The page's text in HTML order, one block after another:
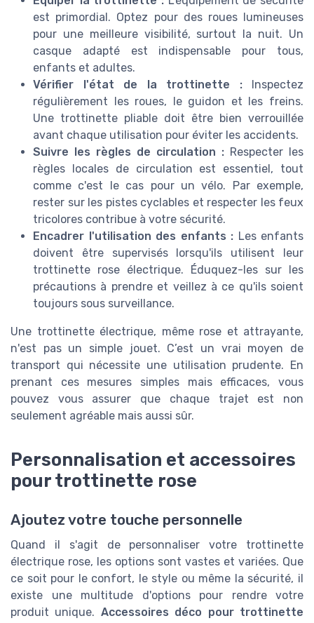
est primordial. Optez pour des roues lumineuses
pour une meilleure visibilité, surtout la nuit. Un
casque adapté est indispensable pour tous,
enfants et adultes.
Vérifier l'état de la trottinette :Inspectez
régulièrement les roues, le guidon et les freins.
Une trottinette pliable doit être bien verrouillée
avant chaque utilisation pour éviter les accidents.
Suivre les règles de circulation : Respecter les
règles locales de circulation est essentiel, tout
comme c'est le cas pour un vélo. Par exemple,
rester sur les pistes cyclables et respecter les feux
tricolores contribue à votre sécurité.
Encadrer l'utilisation des enfants : Les enfants
doivent être supervisés lorsqu'ils utilisent leur
trottinette rose électrique. Éduquez-les sur les
précautions à prendre et veillez à ce qu'ils soient
toujours sous surveillance.
Une trottinette électrique, même rose et attrayante,
n'est pas un simple jouet. C’est un vrai moyen de
transport qui nécessite une utilisation prudente. En
prenant ces mesures simples mais efficaces, vous
pouvez vous assurer que chaque trajet est non
seulement agréable mais aussi sûr.
Personnalisation et accessoires
pour trottinette rose
Ajoutez votre touche personnelle
Quand il s'agit de personnaliser votre trottinette
électrique rose, les options sont vastes et variées. Que
ce soit pour le confort, le style ou même la sécurité, il
existe une multitude d'options pour rendre votre
produit unique. Accessoires déco pour trottinette